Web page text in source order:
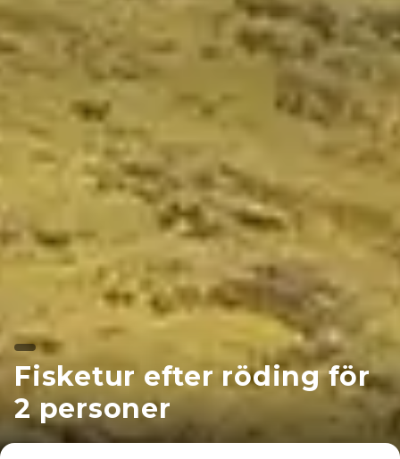
Fisketur efter röding för
2 personer